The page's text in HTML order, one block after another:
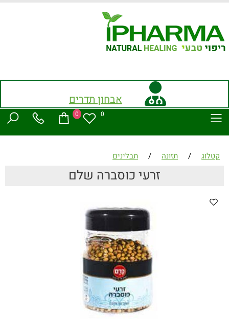
אבחון תדרים
0 0
קטלוג / תזונה / תבלינים
זרעי כוסברה שלם